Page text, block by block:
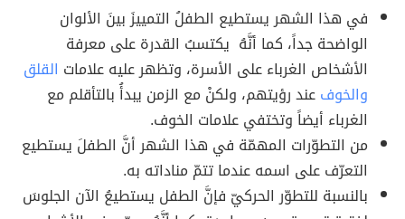
في هذا الشهر يستطيع الطفلُ التمييزَ بينَ الألوان
الواضحة جداً، كما أنَّهُ يكتسبُ القدرة على معرفة
الأشخاص الغرباء على الأسرة، وتظهر عليه علامات القلق
والخوفعند رؤيتهم، ولكنْ مع الزمن يبدأُ بالتأقلم مع
الغرباء أيضاً وتختفي علامات الخوف.
من التطوّرات المهمّة في هذا الشهر أنَّ الطفلَ يستطيع
التعرّف على اسمه عندما تتمّ مناداته به.
بالنسبة للتطوّر الحركيّ فإنَّ الطفل يستطيعُ الآن الجلوسَ